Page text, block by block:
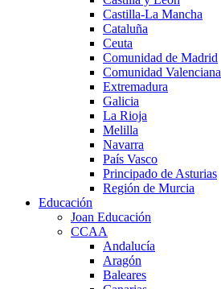
Castilla-La Mancha
Cataluña
Ceuta
Comunidad de Madrid
Comunidad Valenciana
Extremadura
Galicia
La Rioja
Melilla
Navarra
País Vasco
Principado de Asturias
Región de Murcia
Educación
Joan Educación
CCAA
Andalucía
Aragón
Baleares